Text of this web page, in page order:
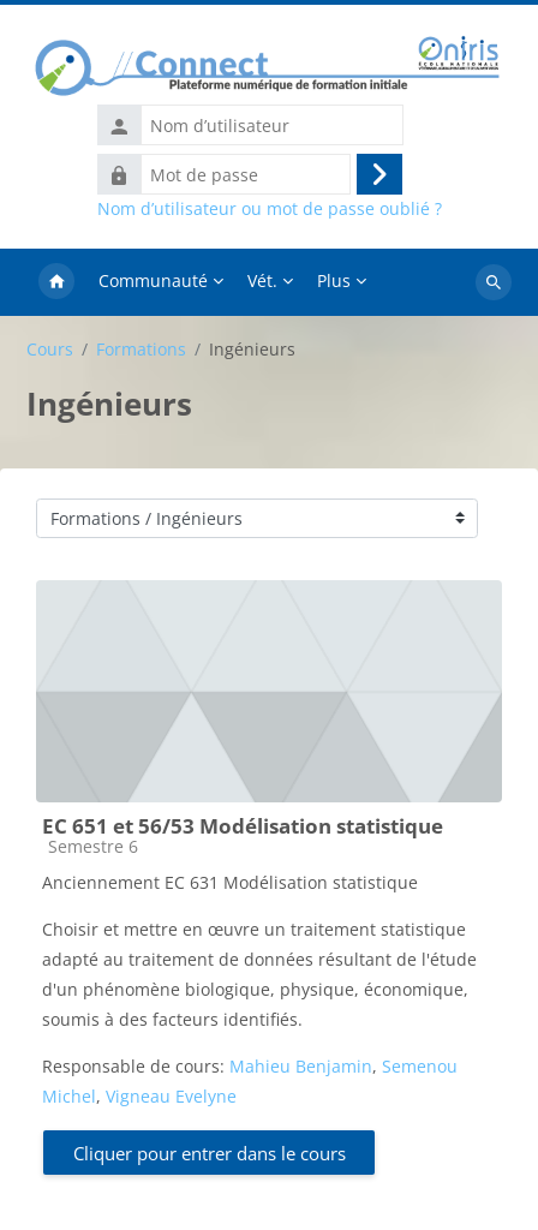
Nom
d’utilisateur
Mot
de
Connexion
Nom d’utilisateur ou mot de passe oublié ?
Communauté Vét. Plus
Cours Formations Ingénieurs
Ingénieurs
Catégories de cours
EC 651 et 56/53 Modélisation statistique
Catégorie de cours
Semestre 6
Anciennement EC 631 Modélisation statistique
Choisir et mettre en œuvre un traitement statistique
adapté au traitement de données résultant de l'étude
d'un phénomène biologique, physique, économique,
soumis à des facteurs identifiés.
Responsable de cours: Mahieu Benjamin, Semenou
Michel, Vigneau Evelyne
Cliquer pour entrer dans le cours